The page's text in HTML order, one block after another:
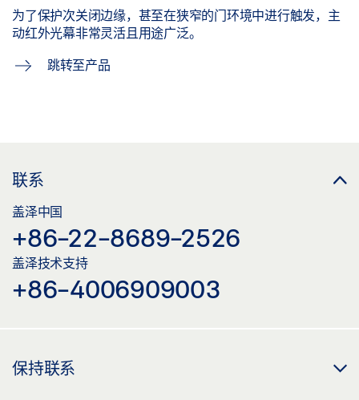
为了保护次关闭边缘，甚至在狭窄的门环境中进行触发，主
动红外光幕非常灵活且用途广泛。
跳转至产品
联系
盖泽中国
+86-22-8689-2526
盖泽技术支持
+86-4006909003
保持联系